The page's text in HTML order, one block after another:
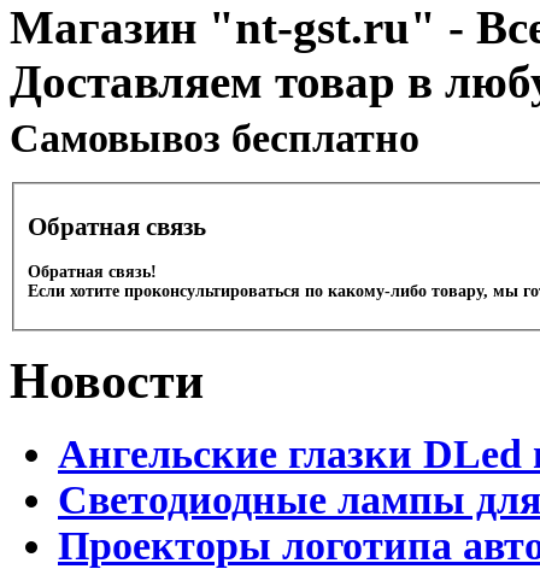
Магазин "nt-gst.ru" -
Доставляем товар в
Cамовывоз бесплатно
Обратная связь
Обратная связь!
Если хотите проконсультироваться по какому-либо товару, мы
Новости
Ангельские глазки DLed
Светодиодные лампы
Проекторы логотипа